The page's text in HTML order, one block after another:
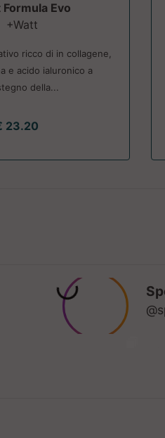
Evo
+Watt
ricco di in collagene,
e acido ialuronico a
della...
23.20